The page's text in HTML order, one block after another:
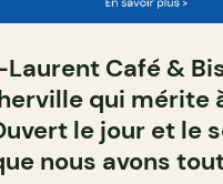
Café &
qui mérite
le jour et le
nous avons